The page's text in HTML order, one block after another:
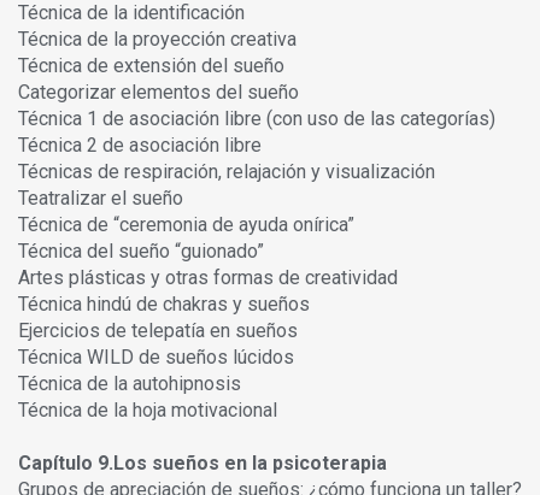
Técnica de la identificación
Técnica de la proyección creativa
Técnica de extensión del sueño
Categorizar elementos del sueño
Técnica 1 de asociación libre (con uso de las categorías)
Técnica 2 de asociación libre
Técnicas de respiración, relajación y visualización
Teatralizar el sueño
Técnica de “ceremonia de ayuda onírica”
Técnica del sueño “guionado”
Artes plásticas y otras formas de creatividad
Técnica hindú de chakras y sueños
Ejercicios de telepatía en sueños
Técnica WILD de sueños lúcidos
Técnica de la autohipnosis
Técnica de la hoja motivacional
Capítulo 9.Los sueños en la psicoterapia
Grupos de apreciación de sueños: ¿cómo funciona un taller?